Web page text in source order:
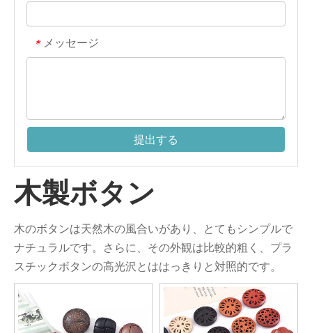
* メッセージ
提出する
木製ボタン
木のボタンは天然木の風合いがあり、とてもシンプルで
ナチュラルです。さらに、その外観は比較的粗く、プラ
スチックボタンの高光沢とははっきりと対照的です。